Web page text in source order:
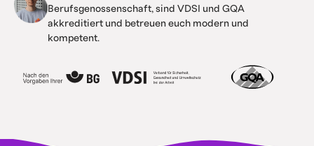
Berufsgenossenschaft, sind VDSI und GQA
akkreditiert und betreuen euch modern und
kompetent.